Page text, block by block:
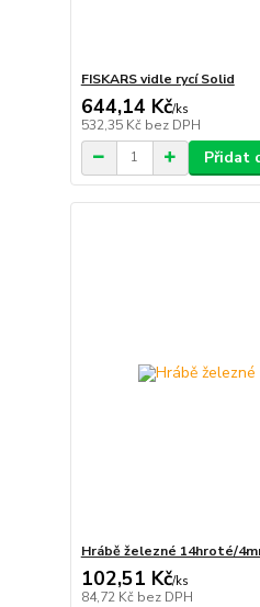
FISKARS vidle rycí Solid
644,14 Kč/ks
532,35 Kč bez DPH
Přidat
Hrábě železné 14hroté/
102,51 Kč/ks
84,72 Kč bez DPH